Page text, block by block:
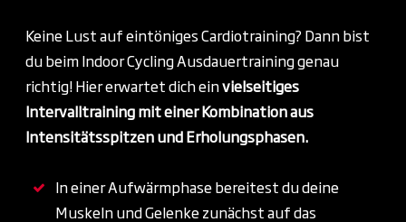
Keine Lust auf eintöniges Cardiotraining? Dann bist
du beim Indoor Cycling Ausdauertraining genau
richtig! Hier erwartet dich einvielseitiges
Intervalltraining mit einerKombination aus
Intensitätsspitzen und Erholungsphasen.
In einer Aufwärmphase bereitest du deine
Muskeln und Gelenke zunächst auf das